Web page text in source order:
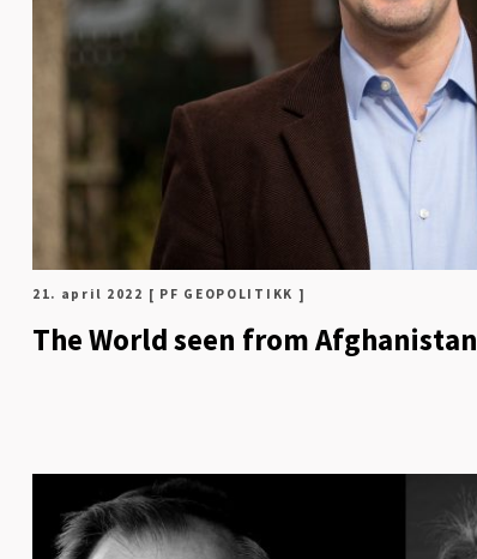
21. april 2022 [ PF GEOPOLITIKK ]
The World seen from Afghanistan